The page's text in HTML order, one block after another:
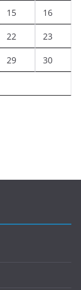
15 16
22 23
29 30